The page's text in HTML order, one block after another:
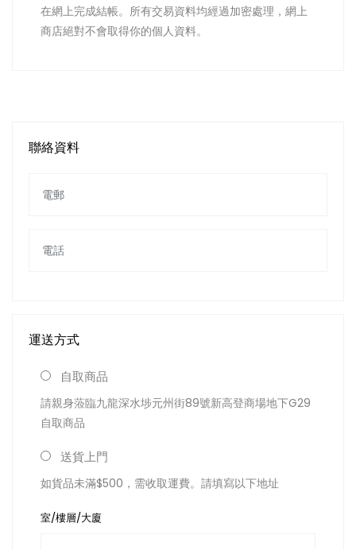
在網上完成結帳。所有交易資料均經過加密處理，網上
商店絕對不會取得你的個人資料。
聯絡資料
運送方式
自取商品
請親身蒞臨九龍深水埗元州街89號新高登商場地下G29
自取商品
送貨上門
如貨品未滿$500，需收取運費。請填寫以下地址
室/樓層/大廈